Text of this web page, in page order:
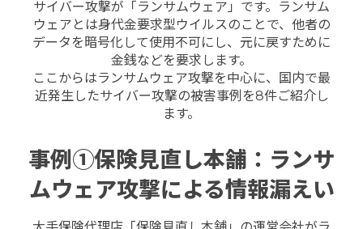
サイバー攻撃が「ランサムウェア」です。ランサム
ウェアとは身代金要求型ウイルスのことで、他者の
データを暗号化して使用不可にし、元に戻すために
金銭などを要求します。
ここからはランサムウェア攻撃を中心に、国内で最
近発生したサイバー攻撃の被害事例を8件ご紹介し
ます。
事例①保険見直し本舗：ランサ
ムウェア攻撃による情報漏えい